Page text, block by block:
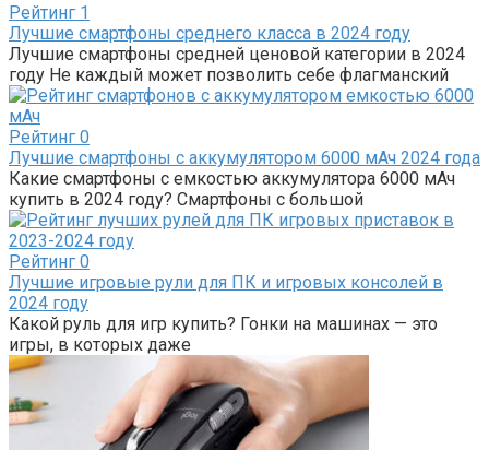
Рейтинг 1
Лучшие смартфоны среднего класса в 2024 году
Лучшие смартфоны средней ценовой категории в 2024
году Не каждый может позволить себе флагманский
Рейтинг 0
Лучшие смартфоны с аккумулятором 6000 мАч 2024 года
Какие смартфоны с емкостью аккумулятора 6000 мАч
купить в 2024 году? Смартфоны с большой
Рейтинг 0
Лучшие игровые рули для ПК и игровых консолей в
2024 году
Какой руль для игр купить? Гонки на машинах — это
игры, в которых даже